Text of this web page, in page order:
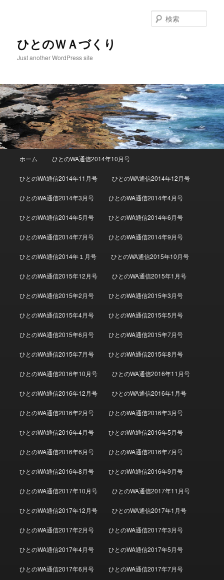
ひとのＷＡづくり
Just another WordPress site
索
メインコンテンツへ移動
サブコンテンツへ移動
ホーム ひとのWA通信2014年10月号
ひとのWA通信2014年11月号 ひとのWA通信2014年12月号
ひとのWA通信2014年3月号 ひとのWA通信2014年4月号
ひとのWA通信2014年5月号 ひとのWA通信2014年6月号
ひとのWA通信2014年7月号 ひとのWA通信2014年9月号
ひとのWA通信2014年１月号 ひとのWA通信2015年10月号
ひとのWA通信2015年12月号 ひとのWA通信2015年1月号
ひとのWA通信2015年2月号 ひとのWA通信2015年3月号
ひとのWA通信2015年4月号 ひとのWA通信2015年5月号
ひとのWA通信2015年6月号 ひとのWA通信2015年7月号
ひとのWA通信2015年7月号 ひとのWA通信2015年8月号
ひとのWA通信2016年10月号 ひとのWA通信2016年11月号
ひとのWA通信2016年12月号 ひとのWA通信2016年1月号
ひとのWA通信2016年2月号 ひとのWA通信2016年3月号
ひとのWA通信2016年4月号 ひとのWA通信2016年5月号
ひとのWA通信2016年6月号 ひとのWA通信2016年7月号
ひとのWA通信2016年8月号 ひとのWA通信2016年9月号
ひとのWA通信2017年10月号 ひとのWA通信2017年11月号
ひとのWA通信2017年12月号 ひとのWA通信2017年1月号
ひとのWA通信2017年2月号 ひとのWA通信2017年3月号
ひとのWA通信2017年4月号 ひとのWA通信2017年5月号
ひとのWA通信2017年6月号 ひとのWA通信2017年7月号